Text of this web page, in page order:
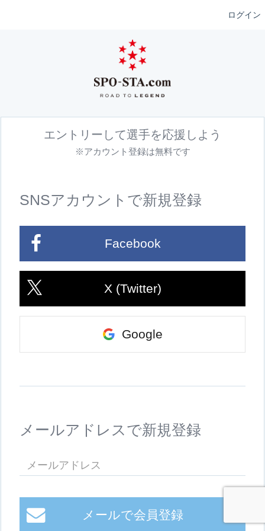
ログイン
エントリーして選手を応援しよう
※アカウント登録は無料です
SNSアカウントで新規登録
Facebook
X (Twitter)
Google
メールアドレスで新規登録
メールで会員登録